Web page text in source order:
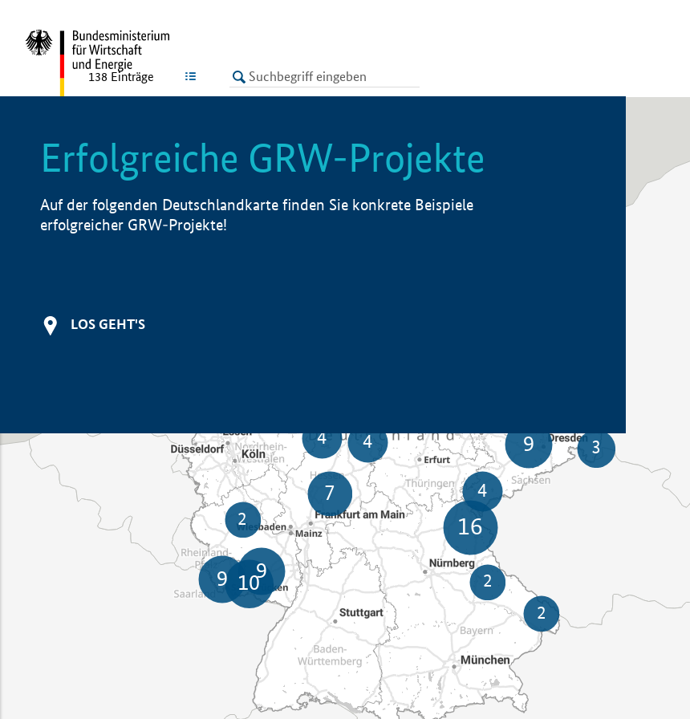
LISTE
138 Einträge
Erfolgreiche GRW-Projekte
Auf der folgenden Deutschlandkarte finden Sie konkrete Beispiele
erfolgreicher GRW-Projekte!
LOS GEHT'S